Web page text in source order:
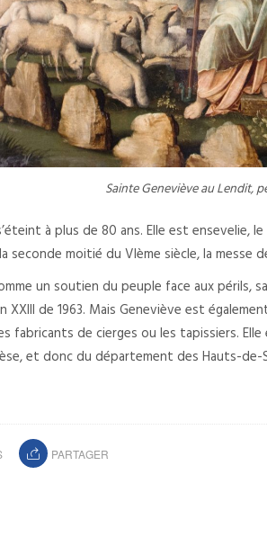
Sainte Geneviève au Lendit,
à plus de 80 ans. Elle est ensevelie,
seconde moitié du VIème siècle, la
un soutien du peuple face aux périls,
XXIII de 1963. Mais Geneviève est
fabricants de cierges ou les tapissiers.
et donc du département des Hauts-de-
PARTAGER